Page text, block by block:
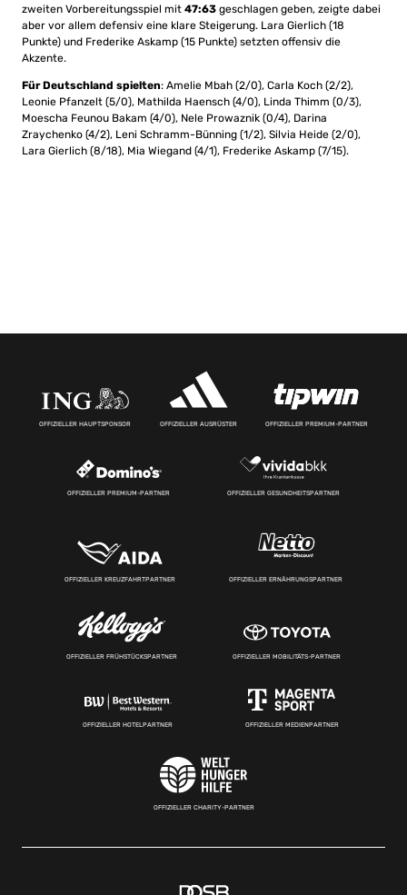
zweiten Vorbereitungsspiel mit 47:63 geschlagen geben, zeigte dabei
aber vor allem defensiv eine klare Steigerung. Lara Gierlich (18
Punkte) und Frederike Askamp (15 Punkte) setzten offensiv die
Akzente.
Für Deutschland spielten: Amelie Mbah (2/0), Carla Koch (2/2),
Leonie Pfanzelt (5/0), Mathilda Haensch (4/0), Linda Thimm (0/3),
Moescha Feunou Bakam (4/0), Nele Prowaznik (0/4), Darina
Zraychenko (4/2), Leni Schramm-Bünning (1/2), Silvia Heide (2/0),
Lara Gierlich (8/18), Mia Wiegand (4/1), Frederike Askamp (7/15).
OFFIZIELLER HAUPTSPONSOR OFFIZIELLER AUSRÜSTER OFFIZIELLER PREMIUM-PARTNER
OFFIZIELLER PREMIUM-PARTNER OFFIZIELLER GESUNDHEITSPARTNER
OFFIZIELLER KREUZFAHRTPARTNER OFFIZIELLER ERNÄHRUNGSPARTNER
OFFIZIELLER FRÜHSTÜCKSPARTNER OFFIZIELLER MOBILITÄTS-PARTNER
OFFIZIELLER HOTELPARTNER OFFIZIELLER MEDIENPARTNER
OFFIZIELLER CHARITY-PARTNER